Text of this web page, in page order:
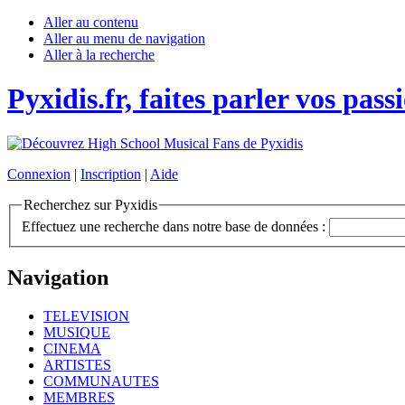
Aller au contenu
Aller au menu de navigation
Aller à la recherche
Pyxidis.fr, faites parler vos
Connexion | Inscription | Aide
Recherchez sur Pyxidis
Effectuez une recherche dans notre base de données :
Navigation
TELEVISION
MUSIQUE
CINEMA
ARTISTES
COMMUNAUTES
MEMBRES